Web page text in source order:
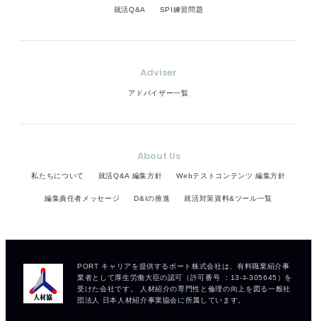
就活Q&A SPI練習問題
Adviser
アドバイザー一覧
About Us
私たちについて 就活Q&A 編集方針 Webテストコンテンツ 編集方針
編集責任者メッセージ D&Iの推進 就活対策資料&ツール一覧